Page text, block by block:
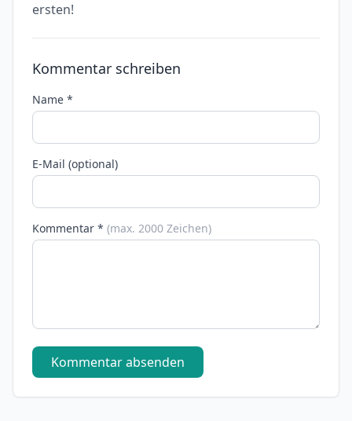
ersten!
Kommentar schreiben
Name *
E-Mail (optional)
Kommentar * (max. 2000 Zeichen)
Kommentar absenden